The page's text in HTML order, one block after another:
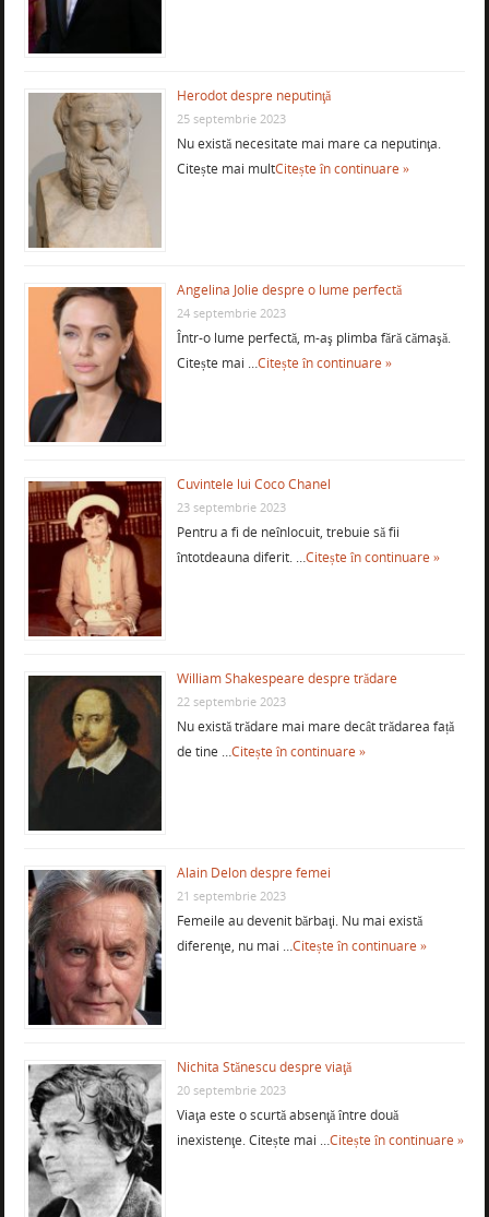
Herodot despre neputinţă
25 septembrie 2023
Nu există necesitate mai mare ca neputinţa.
Citește mai multCitește în continuare »
Angelina Jolie despre o lume perfectă
24 septembrie 2023
Într-o lume perfectă, m-aş plimba fără cămaşă.
Citește mai …Citește în continuare »
Cuvintele lui Coco Chanel
23 septembrie 2023
Pentru a fi de neînlocuit, trebuie să fii
întotdeauna diferit. …Citește în continuare »
William Shakespeare despre trădare
22 septembrie 2023
Nu există trădare mai mare decât trădarea față
de tine …Citește în continuare »
Alain Delon despre femei
21 septembrie 2023
Femeile au devenit bărbaţi. Nu mai există
diferenţe, nu mai …Citește în continuare »
Nichita Stănescu despre viaţă
20 septembrie 2023
Viaţa este o scurtă absenţă între două
inexistenţe. Citește mai …Citește în continuare »